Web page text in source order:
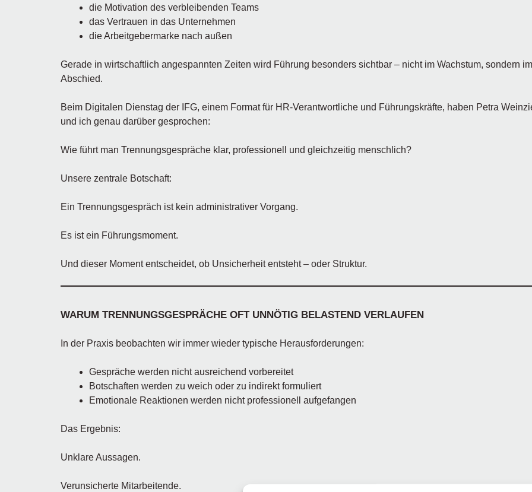
die Motivation des verbleibenden Teams
das Vertrauen in das Unternehmen
die Arbeitgebermarke nach außen
Gerade in wirtschaftlich angespannten Zeiten wird Führung besonders sichtbar – nicht im Wachstum, sondern im
Abschied.
Beim Digitalen Dienstag der IFG, einem Format für HR-Verantwortliche und Führungskräfte, haben Petra
und ich genau darüber gesprochen:
Wie führt man Trennungsgespräche klar, professionell und gleichzeitig menschlich?
Unsere zentrale Botschaft:
Ein Trennungsgespräch ist kein administrativer Vorgang.
Es ist ein Führungsmoment.
Und dieser Moment entscheidet, ob Unsicherheit entsteht – oder Struktur.
WARUM TRENNUNGSGESPRÄCHE OFT UNNÖTIG BELASTEND VERLAUFEN
In der Praxis beobachten wir immer wieder typische Herausforderungen:
Gespräche werden nicht ausreichend vorbereitet
Botschaften werden zu weich oder zu indirekt formuliert
Emotionale Reaktionen werden nicht professionell aufgefangen
Das Ergebnis:
Unklare Aussagen.
Verunsicherte Mitarbeitende.